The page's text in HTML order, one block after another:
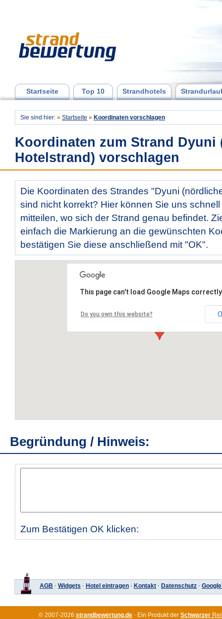
Startseite Top 10 Strandhotels
Sie sind hier: » Startseite » Koordinaten vorschlagen
Koordinaten zum Strand Dyuni
Hotelstrand) vorschlagen
Die Koordinaten des Strandes "Dyuni
sind nicht korrekt? Hier können Sie uns
mitteilen, wo sich der Strand genau befindet.
einfach die Markierung an die gewünschten
bestätigen Sie diese anschließend mit "OK".
This page can't load Google Maps
Do you own this website?
Begründung / Hinweis:
Zum Bestätigen OK klicken:
AGB · Widgets · Hotel eintragen · Kontakt · Datenschutz ·
© 2007-2026 strandbewertung.de · Ein Produkt der Schwarzer